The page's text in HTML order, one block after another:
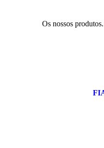
Os nossos produtos.